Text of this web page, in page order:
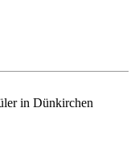
in Dünkirchen